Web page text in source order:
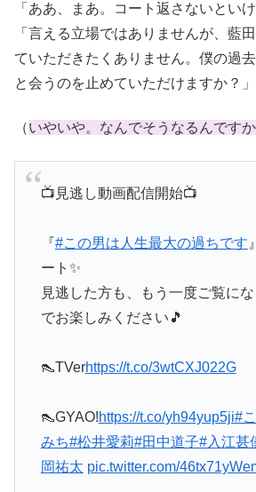
「ああ、まあ。コート返さないといけ
「言える立場ではありませんが、藍
ていただきたくありません。僕の過
と会うのを止めていただけますか？」
（いやいや。なんでそうなるんですか
📺見逃し動画配信開始📺
『#この男は人生最大の過ちです
ート✨
見逃した方も、もう一度ご覧に
でお楽しみください🎵
👠TVerhttps://t.co/3wtCXJ022G
👠GYAO!https://t.co/yh94yup5ji#
みち#松井愛莉#田中道子#入江甚
岡祐太 pic.twitter.com/